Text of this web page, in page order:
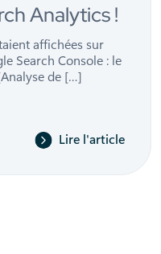
Analytics !
affichées sur
Search Console : le
de […]
Lire l'article